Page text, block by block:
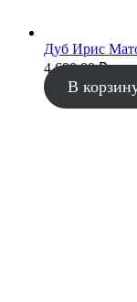
Дуб Ирис
4 680.00₽
В